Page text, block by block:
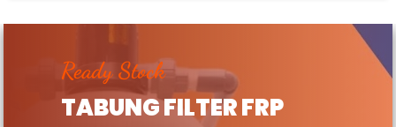
Ready Stock
TABUNG FILTER FRP